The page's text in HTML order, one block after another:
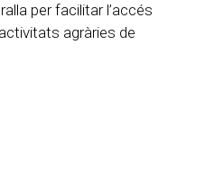
per facilitar l’accés
agràries de